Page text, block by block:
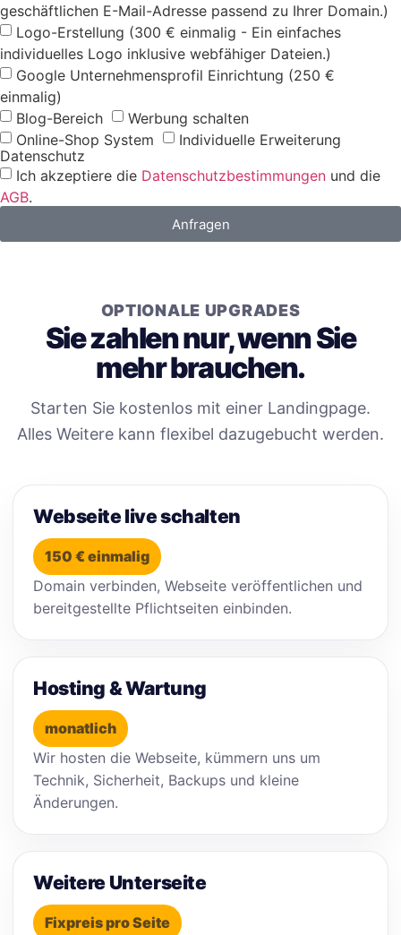
geschäftlichen E-Mail-Adresse passend zu Ihrer Domain.)
Logo-Erstellung (300 € einmalig - Ein einfaches
individuelles Logo inklusive webfähiger Dateien.)
Google Unternehmensprofil Einrichtung (250 €
einmalig)
Blog-Bereich
Werbung schalten
Online-Shop System
Individuelle Erweiterung
Datenschutz
Ich akzeptiere die Datenschutzbestimmungen und die
AGB.
Anfragen
OPTIONALE UPGRADES
Sie zahlen nur, wenn Sie
mehr brauchen.
Starten Sie kostenlos mit einer Landingpage.
Alles Weitere kann flexibel dazugebucht werden.
Webseite live schalten
150 € einmalig
Domain verbinden, Webseite veröffentlichen und
bereitgestellte Pflichtseiten einbinden.
Hosting & Wartung
monatlich
Wir hosten die Webseite, kümmern uns um
Technik, Sicherheit, Backups und kleine
Änderungen.
Weitere Unterseite
Fixpreis pro Seite